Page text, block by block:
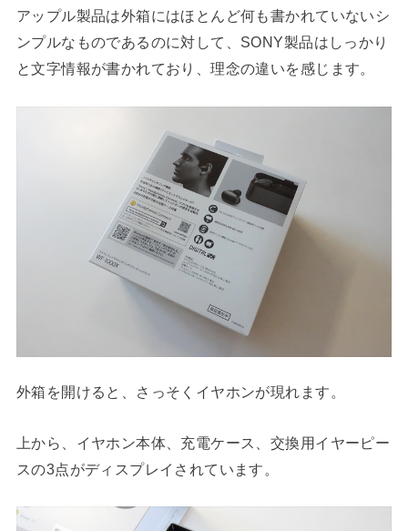
アップル製品は外箱にはほとんど何も書かれていないシ
ンプルなものであるのに対して、SONY製品はしっかり
と文字情報が書かれており、理念の違いを感じます。
外箱を開けると、さっそくイヤホンが現れます。
上から、イヤホン本体、充電ケース、交換用イヤーピー
スの3点がディスプレイされています。